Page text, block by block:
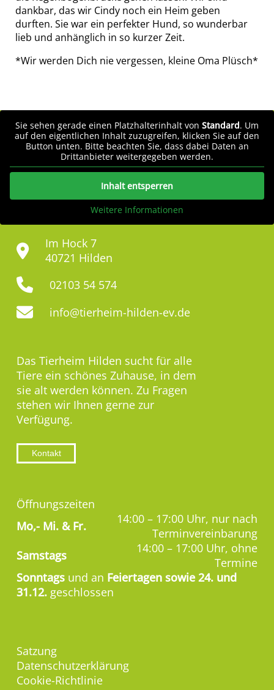
dankbar, das wir Cindy noch ein Heim geben
durften. Sie war ein perfekter Hund, so wunderbar
lieb und anhänglich in so kurzer Zeit.
*Wir werden Dich nie vergessen, kleine Oma Plüsch*
Sie sehen gerade einen Platzhalterinhalt von Standard. Um
auf den eigentlichen Inhalt zuzugreifen, klicken Sie auf den
Button unten. Bitte beachten Sie, dass dabei Daten an
Drittanbieter weitergegeben werden.
Inhalt entsperren
Weitere Informationen
Im Hock 7
40721 Hilden
02103 54 574
info@tierheim-hilden-ev.de
Das Tierheim Hilden sucht für alle
Tiere ein schönes Zuhause, in dem
sie alt werden können. Zu Fragen
stehen wir Ihnen gerne zur
Verfügung.
Kontakt
Öffnungszeiten
Mo,- Mi. & Fr.
14:00 – 17:00 Uhr, nur nach
Terminvereinbarung
Samstags
14:00 – 17:00 Uhr, ohne
Termine
Sonntags und an Feiertagen sowie 24. und
31.12. geschlossen
Satzung
Datenschutzerklärung
Cookie-Richtlinie